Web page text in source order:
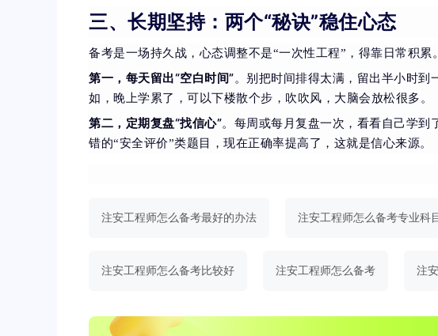
三、长期坚持：两个“秘诀”稳住心态
备考是一场持久战，心态调整不是“一次性工程”，得靠日常积累。
第一，每天留出“空白时间”。别把时间排得太满，留出半小时到
如，晚上学累了，可以下楼散个步，吹吹风，大脑会放松很多。
第二，定期复盘“找信心”。每周或每月复盘一次，看看自己学
错的“安全评价”类题目，现在正确率提高了，这就是信心来源。
注安工程师怎么备考最好的办法 注安工程师怎么备考专业科
注安工程师怎么备考比较好 注安工程师怎么备考 注